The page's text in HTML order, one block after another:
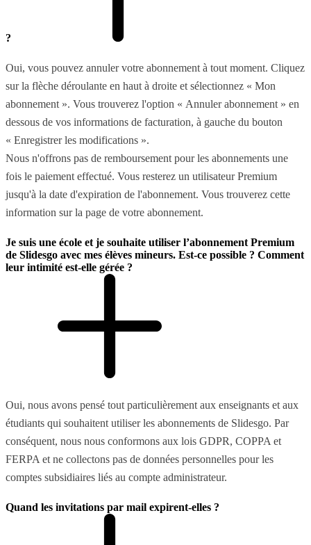
?
Oui, vous pouvez annuler votre abonnement à tout moment. Cliquez
sur la flèche déroulante en haut à droite et sélectionnez « Mon
abonnement ». Vous trouverez l'option « Annuler abonnement » en
dessous de vos informations de facturation, à gauche du bouton
« Enregistrer les modifications ».
Nous n'offrons pas de remboursement pour les abonnements une
fois le paiement effectué. Vous resterez un utilisateur Premium
jusqu'à la date d'expiration de l'abonnement. Vous trouverez cette
information sur la page de votre abonnement.
Je suis une école et je souhaite utiliser l’abonnement Premium
de Slidesgo avec mes élèves mineurs. Est-ce possible ? Comment
leur intimité est-elle gérée ?
Oui, nous avons pensé tout particulièrement aux enseignants et aux
étudiants qui souhaitent utiliser les abonnements de Slidesgo. Par
conséquent, nous nous conformons aux lois GDPR, COPPA et
FERPA et ne collectons pas de données personnelles pour les
comptes subsidiaires liés au compte administrateur.
Quand les invitations par mail expirent-elles ?